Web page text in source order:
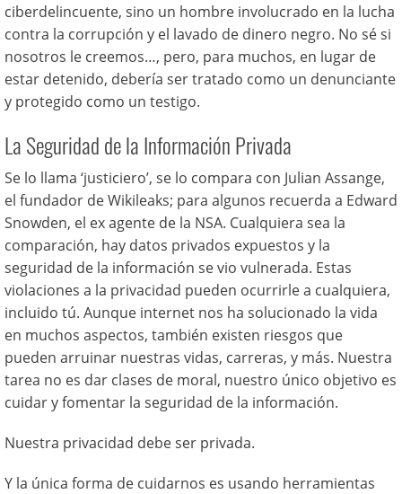
ciberdelincuente, sino un hombre involucrado en la lucha
contra la corrupción y el lavado de dinero negro. No sé si
nosotros le creemos…, pero, para muchos, en lugar de
estar detenido, debería ser tratado como un denunciante
y protegido como un testigo.
La Seguridad de la Información Privada
Se lo llama ‘justiciero’, se lo compara con Julian Assange,
el fundador de Wikileaks; para algunos recuerda a Edward
Snowden, el ex agente de la NSA. Cualquiera sea la
comparación, hay datos privados expuestos y la
seguridad de la información se vio vulnerada. Estas
violaciones a la privacidad pueden ocurrirle a cualquiera,
incluido tú. Aunque internet nos ha solucionado la vida
en muchos aspectos, también existen riesgos que
pueden arruinar nuestras vidas, carreras, y más. Nuestra
tarea no es dar clases de moral, nuestro único objetivo es
cuidar y fomentar la seguridad de la información.
Nuestra privacidad debe ser privada.
Y la única forma de cuidarnos es usando herramientas